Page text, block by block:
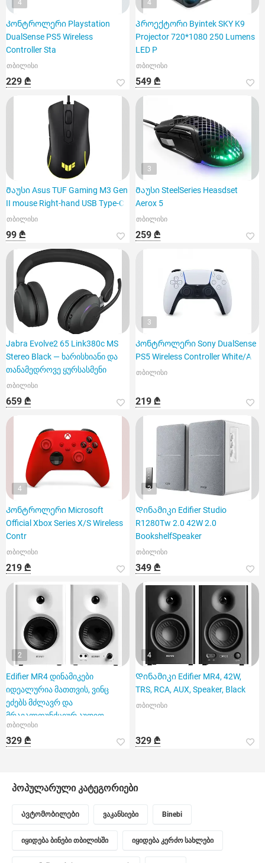
4
Კონტროლერი Playstation
DualSense PS5 Wireless
Controller Sta
თბილისი
229 ₾
4
Პროექტორი Byintek SKY K9
Projector 720*1080 250 Lumens
LED P
თბილისი
549 ₾
Მაუსი Asus TUF Gaming M3 Gen
II mouse Right-hand USB Type-C
თბილისი
99 ₾
3
Მაუსი SteelSeries Heasdset
Aerox 5
თბილისი
259 ₾
Jabra Evolve2 65 Link380c MS
Stereo Black — ხარისხიანი და
თანამედროვე ყურსასმენი
თბილისი
659 ₾
3
Კონტროლერი Sony DualSense
PS5 Wireless Controller White/A
თბილისი
219 ₾
4
Კონტროლერი Microsoft
Official Xbox Series X/S Wireless
Contr
თბილისი
219 ₾
3
Დინამიკი Edifier Studio
R1280Tw 2.0 42W 2.0
BookshelfSpeaker
თბილისი
349 ₾
2
Edifier MR4 დინამიკები
იდეალურია მათთვის, ვინც
ეძებს მძლავრ და
მრავალფუნქციურ აუდიო
გადაწყვეტილებას
თბილისი
329 ₾
4
Დინამიკი Edifier MR4, 42W,
TRS, RCA, AUX, Speaker, Black
თბილისი
329 ₾
პოპულარული კატეგორიები
Ავტომობილები ვაკანსიები Binebi
იყიდება ბინები თბილისში იყიდება კერძო სახლები